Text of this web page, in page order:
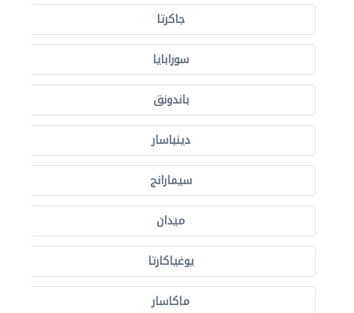
جاكرتا
سورابايا
باندونق
دينباسار
سيمارانج
ميدان
يوغياكارتا
ماكاسار